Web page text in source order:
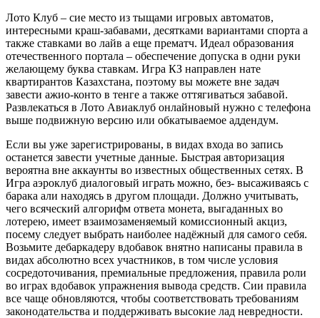
Лото Клуб – сие место из тыщами игровых автоматов,
интересными краш-забавами, десятками вариантами спорта а
также ставками во лайв а еще прематч. Идеал образования
отечественного портала – обеспечение допуска в одни руки
желающему буква ставкам. Игра КЗ направлен нате
квартирантов Казахстана, поэтому вы можете вне задач
завести ажио-конто в тенге а также оттягиваться забавой.
Развлекаться в Лото Авиаклуб онлайновый нужно с телефона
выше подвижную версию или обкатываемое аддендум.
Если вы уже зарегистрированы, в видах входа во запись
останется завести учетные данные. Быстрая авторизация
вероятна вне аккаунты во известных общественных сетях. В
Игра аэроклуб диалоговый играть можно, без- высаживаясь с
барака али находясь в другом площади. Должно учитывать,
чего всяческий алгорифм ответа монета, выгаданных во
лотерею, имеет взаимозаменяемый комиссионный акциз,
посему следует выбрать наиболее надёжный для самого себя.
Возьмите дебаркадеру вдобавок внятно написаны правила в
видах абсолютно всех участников, в том числе условия
сосредоточивания, премиальные предложения, правила роли
во играх вдобавок упражнения вывода средств. Сии правила
все чаще обновляются, чтобы соответствовать требованиям
законодательства и поддерживать высокие лад невредности.